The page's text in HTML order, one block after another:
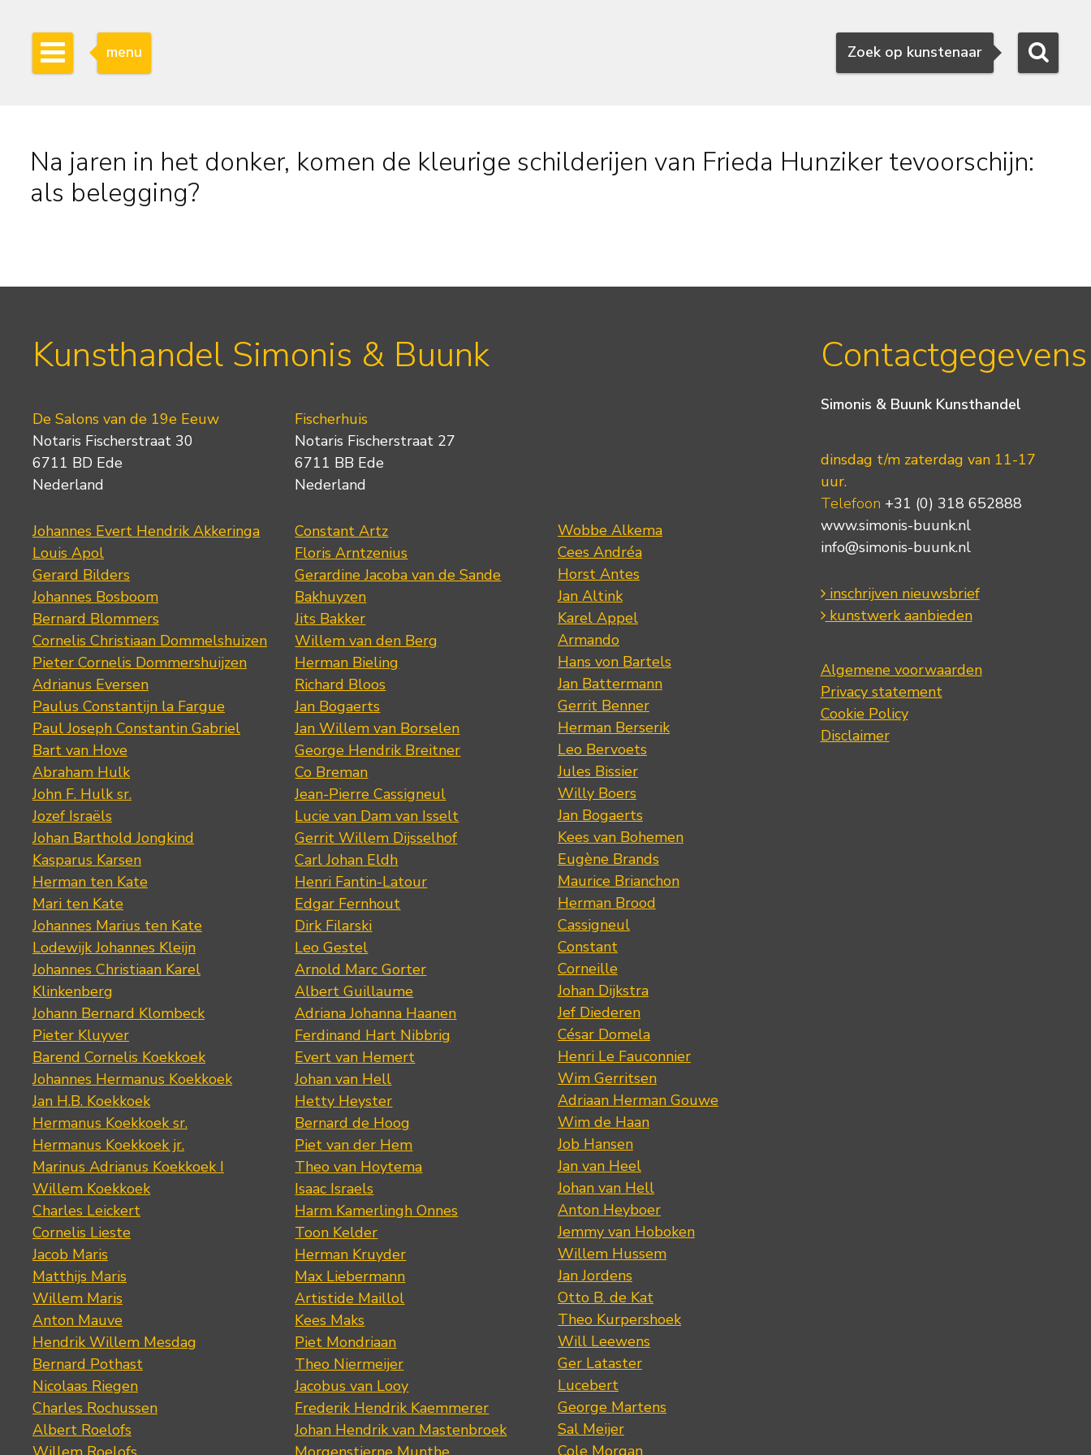
Zoeken
Zoek op kunstenaar
menu
Na jaren in het donker, komen de kleurige schilderijen van Frieda Hunziker tevoorschijn:
als belegging?
Kunsthandel Simonis & Buunk
De Salons van de 19e Eeuw
Notaris Fischerstraat 30
6711 BD Ede
Nederland
Johannes Evert Hendrik Akkeringa
Louis Apol
Gerard Bilders
Johannes Bosboom
Bernard Blommers
Cornelis Christiaan Dommelshuizen
Pieter Cornelis Dommershuijzen
Adrianus Eversen
Paulus Constantijn la Fargue
Paul Joseph Constantin Gabriel
Bart van Hove
Abraham Hulk
John F. Hulk sr.
Jozef Israëls
Johan Barthold Jongkind
Kasparus Karsen
Herman ten Kate
Mari ten Kate
Johannes Marius ten Kate
Lodewijk Johannes Kleijn
Johannes Christiaan Karel
Klinkenberg
Johann Bernard Klombeck
Pieter Kluyver
Barend Cornelis Koekkoek
Johannes Hermanus Koekkoek
Jan H.B. Koekkoek
Hermanus Koekkoek sr.
Hermanus Koekkoek jr.
Marinus Adrianus Koekkoek I
Willem Koekkoek
Charles Leickert
Cornelis Lieste
Jacob Maris
Matthijs Maris
Willem Maris
Anton Mauve
Hendrik Willem Mesdag
Bernard Pothast
Nicolaas Riegen
Charles Rochussen
Albert Roelofs
Fischerhuis
Notaris Fischerstraat 27
6711 BB Ede
Nederland
Constant Artz
Floris Arntzenius
Gerardine Jacoba van de Sande
Bakhuyzen
Jits Bakker
Willem van den Berg
Herman Bieling
Richard Bloos
Jan Bogaerts
Jan Willem van Borselen
George Hendrik Breitner
Co Breman
Jean-Pierre Cassigneul
Lucie van Dam van Isselt
Gerrit Willem Dijsselhof
Carl Johan Eldh
Henri Fantin-Latour
Edgar Fernhout
Dirk Filarski
Leo Gestel
Arnold Marc Gorter
Albert Guillaume
Adriana Johanna Haanen
Ferdinand Hart Nibbrig
Evert van Hemert
Johan van Hell
Hetty Heyster
Bernard de Hoog
Piet van der Hem
Theo van Hoytema
Isaac Israels
Harm Kamerlingh Onnes
Toon Kelder
Herman Kruyder
Max Liebermann
Artistide Maillol
Kees Maks
Piet Mondriaan
Theo Niermeijer
Jacobus van Looy
Frederik Hendrik Kaemmerer
Johan Hendrik van Mastenbroek
Wobbe Alkema
Cees Andréa
Horst Antes
Jan Altink
Karel Appel
Armando
Hans von Bartels
Jan Battermann
Gerrit Benner
Herman Berserik
Leo Bervoets
Jules Bissier
Willy Boers
Jan Bogaerts
Kees van Bohemen
Eugène Brands
Maurice Brianchon
Herman Brood
Cassigneul
Constant
Corneille
Johan Dijkstra
Jef Diederen
César Domela
Henri Le Fauconnier
Wim Gerritsen
Adriaan Herman Gouwe
Wim de Haan
Job Hansen
Jan van Heel
Johan van Hell
Anton Heyboer
Jemmy van Hoboken
Willem Hussem
Jan Jordens
Otto B. de Kat
Theo Kurpershoek
Will Leewens
Ger Lataster
Lucebert
George Martens
Sal Meijer
Cole Morgan
Contactgegevens
Simonis & Buunk Kunsthandel
dinsdag t/m zaterdag van 11-17
uur.
Telefoon +31 (0) 318 652888
www.simonis-buunk.nl
info@simonis-buunk.nl
inschrijven nieuwsbrief
kunstwerk aanbieden
Algemene voorwaarden
Privacy statement
Cookie Policy
Disclaimer